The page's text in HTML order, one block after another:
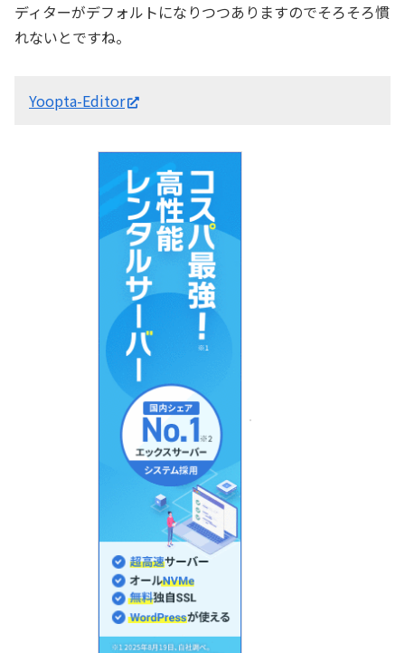
ディターがデフォルトになりつつありますのでそろそろ慣
れないとですね。
Yoopta-Editor